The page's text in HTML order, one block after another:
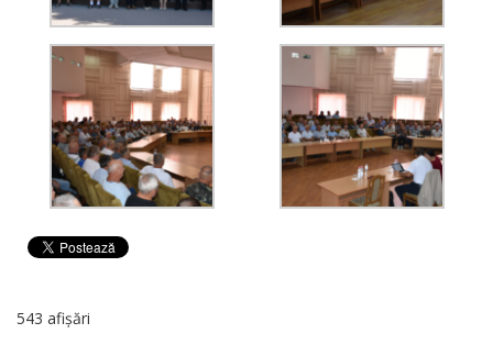
543 afișări